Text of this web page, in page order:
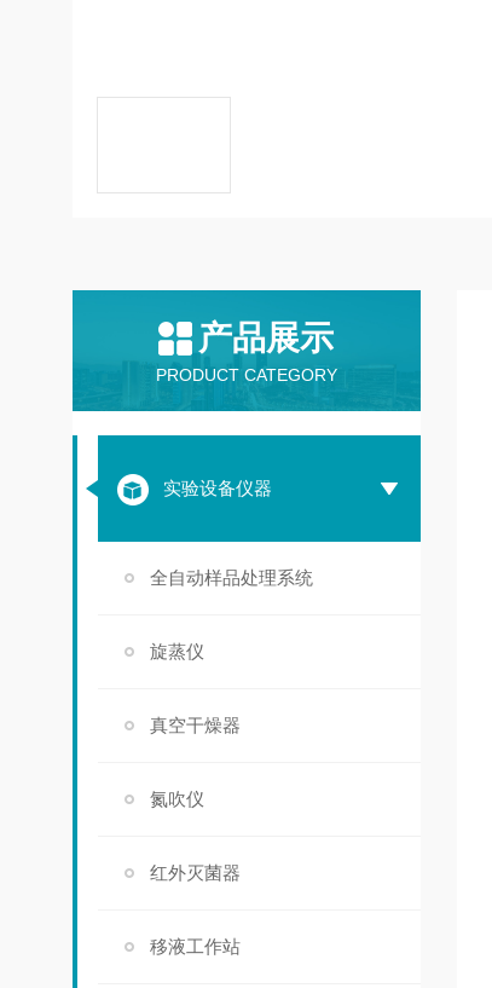
产品展示
PRODUCT CATEGORY
实验设备仪器
全自动样品处理系统
旋蒸仪
真空干燥器
氮吹仪
红外灭菌器
移液工作站